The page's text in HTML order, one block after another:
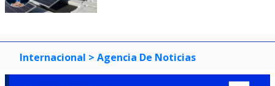
Internacional > Agencia De Noticias